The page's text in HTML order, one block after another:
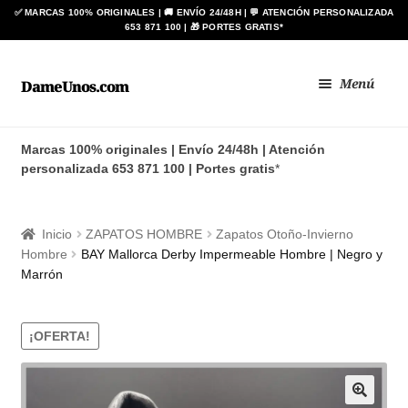
a
navegación
al
DameUnos.com Menú
Botas ANÍBAL®
BLIMEY
HOMBRE
menú
hijo
MUJER
el
Marcas 100% originales | Envío 24/48h | Atención
personalizada 653 871 100 | Portes gratis*
Inicio ZAPATOS HOMBRE
Zapatos Otoño-Invierno
Hombre
BAY Mallorca Derby Impermeable Hombre | Negro y
Marrón
¡OFERTA!